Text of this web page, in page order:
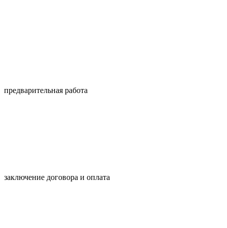
предварительная работа
заключение договора и оплата